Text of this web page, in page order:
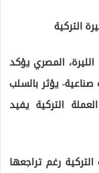
التركية
المصري يؤكد
يؤثر بالسلب
التركية يفيد
رغم تراجعها